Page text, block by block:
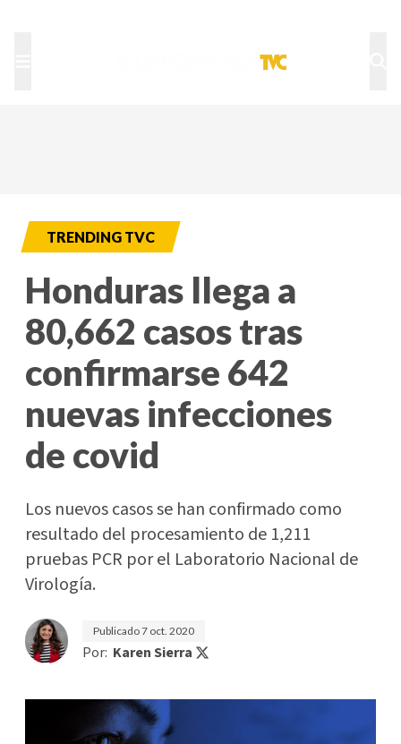
TRENDING TVC
Honduras llega a
80,662 casos tras
confirmarse 642
nuevas infecciones
de covid
Los nuevos casos se han confirmado como
resultado del procesamiento de 1,211
pruebas PCR por el Laboratorio Nacional de
Virología.
Publicado7 oct. 2020
Por: Karen Sierra